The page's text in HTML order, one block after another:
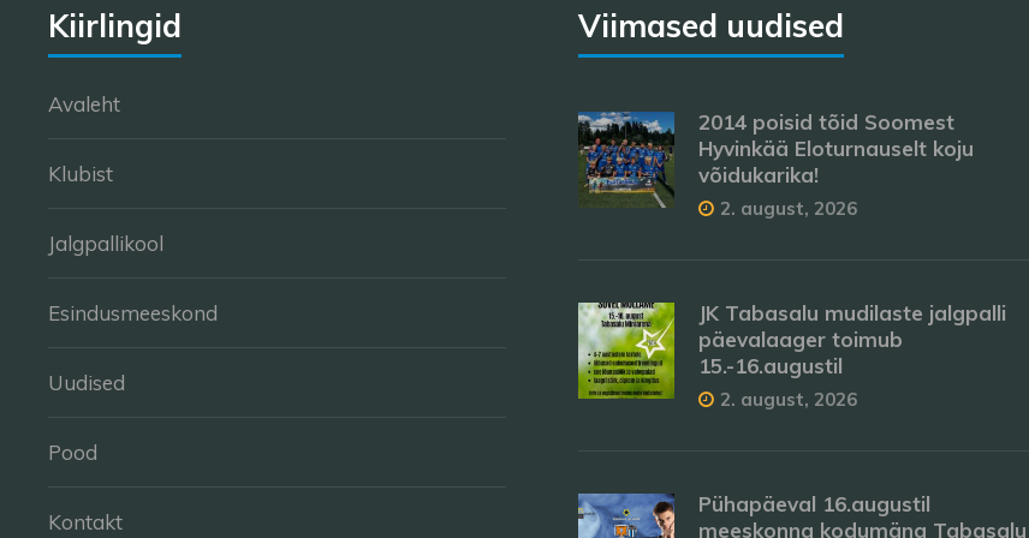
Kiirlingid
Avaleht
Klubist
Jalgpallikool
Esindusmeeskond
Uudised
Pood
Kontakt
Viimased uudised
2014 poisid tõid Soomest
Hyvinkää Eloturnauselt koju
võidukarika!
2. august, 2026
JK Tabasalu mudilaste jalgpalli
päevalaager toimub
15.-16.augustil
2. august, 2026
Pühapäeval 16.augustil
meeskonna kodumäng Tabasalu